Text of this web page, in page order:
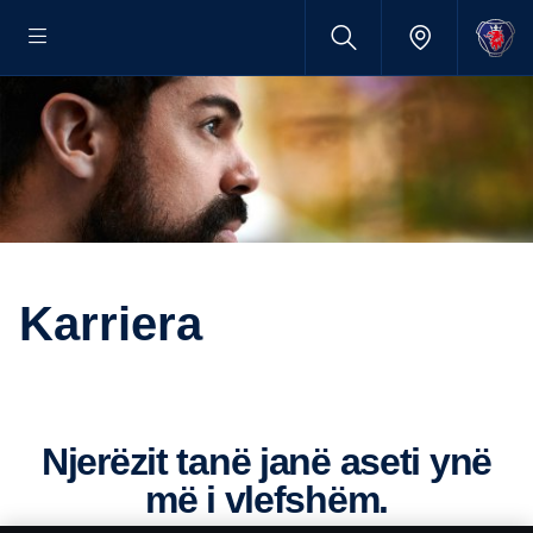
Karriera
Njerëzit tanë janë aseti ynë
më i vlefshëm.